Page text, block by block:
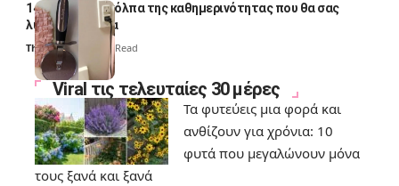
14 πανέξυπνα κόλπα της καθημερινότητας που θα σας
λύσουν τα χέρια
Thali Ombre 6 Min Read
Viral τις τελευταίες 30 μέρες
Τα φυτεύεις μια φορά και
ανθίζουν για χρόνια: 10
φυτά που μεγαλώνουν μόνα
τους ξανά και ξανά